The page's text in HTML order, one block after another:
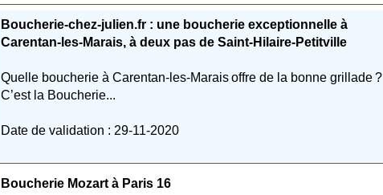
Boucherie-chez-julien.fr : une boucherie exceptionnelle à
Carentan-les-Marais, à deux pas de Saint-Hilaire-Petitville
Quelle boucherie à Carentan-les-Marais offre de la bonne grillade ?
C’est la Boucherie...
Date de validation : 29-11-2020
Boucherie Mozart à Paris 16